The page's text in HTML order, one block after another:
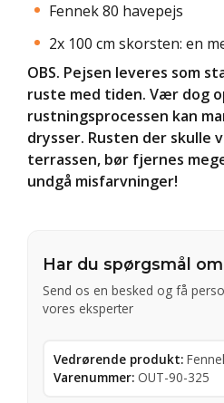
Fennek 80 havepejs
2x 100 cm skorsten: en
OBS. Pejsen leveres som
ruste med tiden. Vær dog
rustningsprocessen kan
drysser. Rusten der skulle
terrassen, bør fjernes
undgå misfarvninger!
Har du spørgsmål
Send os en besked og få
vores eksperter
Vedrørende produkt:
Varenummer: OUT-90-325